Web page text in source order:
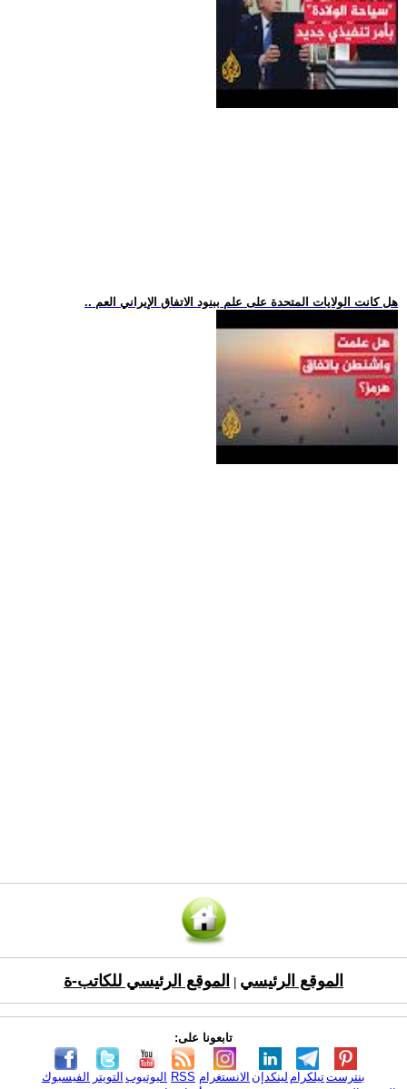
.. هل كانت الولايات المتحدة على علم ببنود الاتفاق الإيراني العم
الموقع الرئيسي الموقع الرئيسي للكاتب-ة
تابعونا على:
الفيسبوك التويتر اليوتيوب RSS الانستغرام لينكدإن تيلكرامبنترست